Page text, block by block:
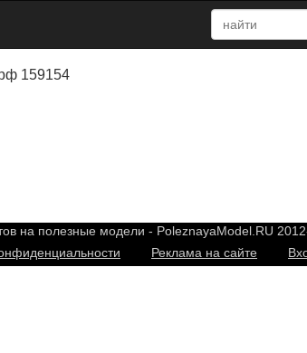
159154
на полезные модели - PoleznayaModel.RU
Реклама на сайте